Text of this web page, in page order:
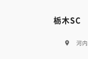
栃木SC
河